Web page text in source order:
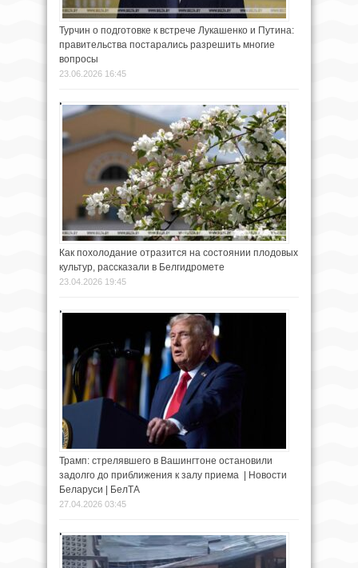
Турчин о подготовке к встрече Лукашенко и Путина:
правительства постарались разрешить многие
вопросы
23.06.2026 16:45
Как похолодание отразится на состоянии плодовых
культур, рассказали в Белгидромете
23.04.2026 19:45
Трамп: стрелявшего в Вашингтоне остановили
задолго до приближения к залу приема | Новости
Беларуси | БелТА
27.04.2026 03:45